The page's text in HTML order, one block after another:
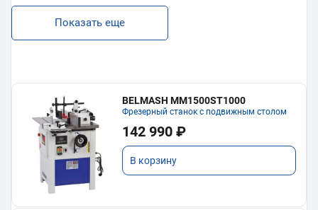
Показать еще
BELMASH MM1500ST1000
Фрезерный станок с подвижным столом
142 990 ₽
В корзину